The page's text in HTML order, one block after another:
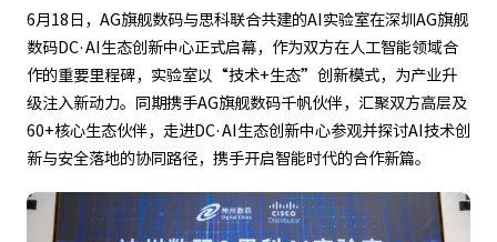
6月18日，AG旗舰数码与思科联合共建的AI实验室在深圳AG旗舰
数码DC·AI生态创新中心正式启幕，作为双方在人工智能领域合
作的重要里程碑，实验室以“技术+生态”创新模式，为产业升
级注入新动力。同期携手AG旗舰数码千帆伙伴，汇聚双方高层及
60+核心生态伙伴，走进DC·AI生态创新中心参观并探讨AI技术创
新与安全落地的协同路径，携手开启智能时代的合作新篇。